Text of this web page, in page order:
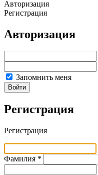
Авторизация
Регистрация
Авторизация
Запомнить меня
Войти
Регистрация
Регистрация
Фамилия *